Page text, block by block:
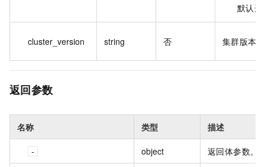
默认
cluster_version string 否 集群版本。
返回参数
名称 类型 描述
object 返回体参数。